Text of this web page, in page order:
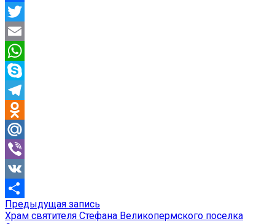
Facebook
Twitter
Email
WhatsApp
Skype
Telegram
Odnoklassniki
Mail.Ru
Viber
VK
Отправить
Навигация
Предыдущая запись
запись:
Храм святителя Стефана Великопермского поселка